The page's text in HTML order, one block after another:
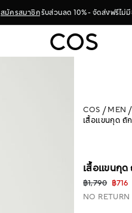
สมัครสมาชิกรับส่วนลด 10% - จัดส่งฟรีไม่
COS MEN
เสื้อแขนกุด ถั
เสื้อแขนกุ
฿1,790 ฿716
NO